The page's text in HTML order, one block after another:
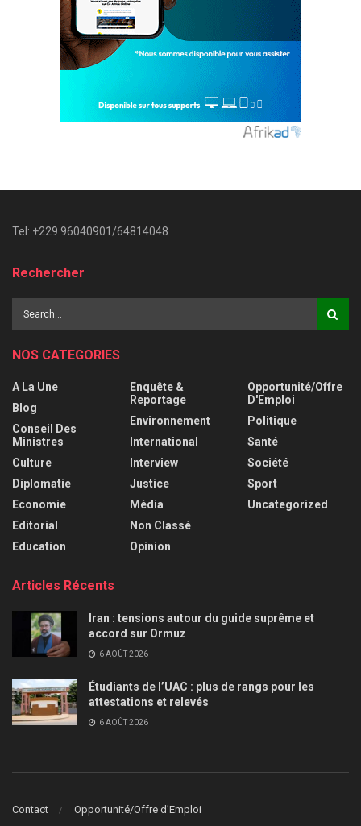
Tel: +229 96040901/64814048
Rechercher
NOS CATEGORIES
A La Une
Blog
Conseil Des
Ministres
Culture
Diplomatie
Economie
Editorial
Education
Enquête &
Reportage
Environnement
International
Interview
Justice
Média
Non Classé
Opinion
Opportunité/Offre
D'Emploi
Politique
Santé
Société
Sport
Uncategorized
Articles Récents
Iran : tensions autour du guide suprême et
accord sur Ormuz
6 AOÛT 2026
Étudiants de l’UAC : plus de rangs pour les
attestations et relevés
6 AOÛT 2026
Contact Opportunité/Offre d’Emploi